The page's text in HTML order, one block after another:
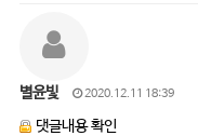
별윤빛 2020.12.11 18:39
댓글내용 확인